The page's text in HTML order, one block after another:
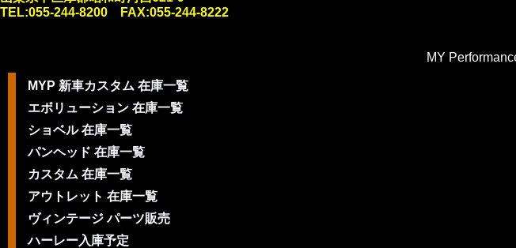
TEL:055-244-8200 FAX:055-244-8222
MY
MYP 新車カスタム 在庫一覧
エボリューション 在庫一覧
ショベル 在庫一覧
パンヘッド 在庫一覧
カスタム 在庫一覧
アウトレット 在庫一覧
ヴィンテージ パーツ販売
ハーレー入庫予定